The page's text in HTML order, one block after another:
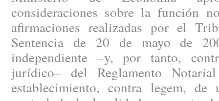
consideraciones sobre la función
afirmaciones realizadas por el
Sentencia de 20 de mayo de
independiente –y, por tanto,
jurídico– del Reglamento
establecimiento, contra legem,